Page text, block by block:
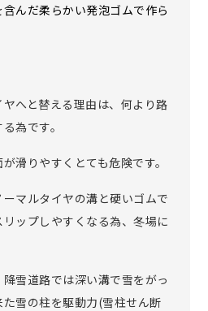
んだ柔らかい発泡ゴムで作ら
へと替える理由は、何より路
為です。
滑りやすくとても危険です。
マルタイヤの溝と硬いゴムで
ップしやすくなる為、冬場に
雪道路では深い溝で雪をがっ
雪の柱を駆動力(雪柱せん断